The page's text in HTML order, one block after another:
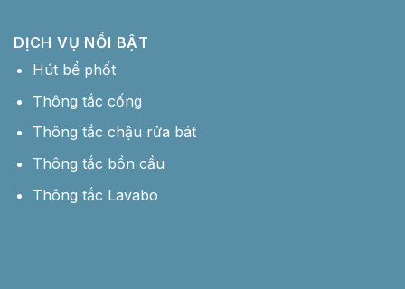
DỊCH VỤ NỔI BẬT
Hút bể phốt
Thông tắc cống
Thông tắc chậu rửa bát
Thông tắc bồn cầu
Thông tắc Lavabo